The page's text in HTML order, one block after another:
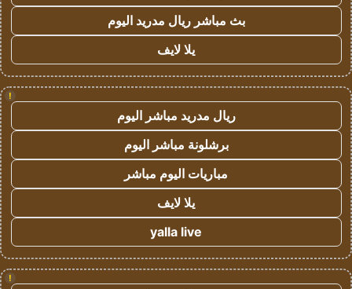
بث مباشر ريال مدريد اليوم
يلا لايف
!
ريال مدريد مباشر اليوم
برشلونة مباشر اليوم
مباريات اليوم مباشر
يلا لايف
yalla live
!